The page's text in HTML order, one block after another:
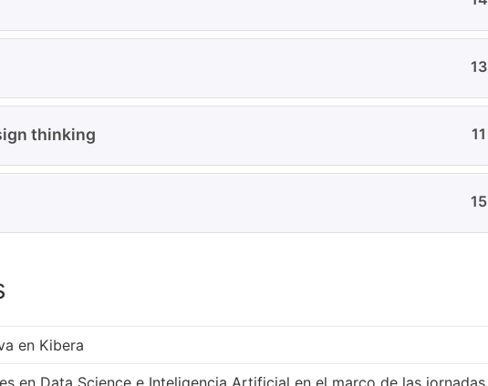
13
thinking 11
15
en Kibera
en Data Science e Inteligencia Artificial en el marco de las jornadas